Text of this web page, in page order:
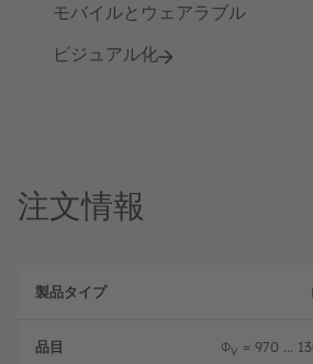
モバイルとウェアラブル
ビジュアル化
注文情報
品
プ
品
ΦV = 970 ...